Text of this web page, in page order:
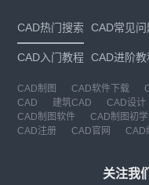
CAD热门搜索 CAD常见问
CAD入门教程 CAD进阶教
CAD制图 CAD软件下载
CAD
建筑CAD CAD设计
CAD制图软件
CAD制图初学
CAD注册
CAD官网 CAD
关注我们